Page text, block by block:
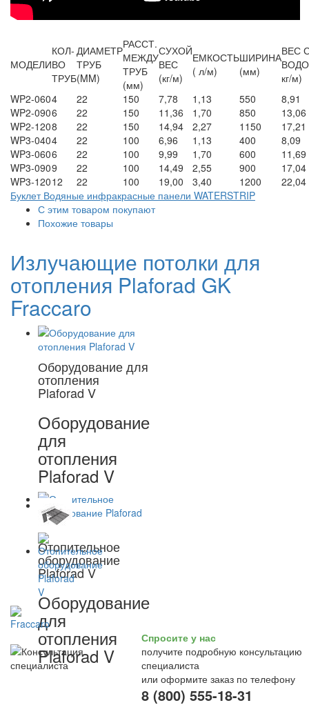
МОДЕЛИ
КОЛ-
ВО
ТРУБ
ДИАМЕТР
ТРУБ
(MM)
РАССТ.
МЕЖДУ
ТРУБ
(мм)
СУХОЙ
ВЕС
(кг/м)
ЕМКОСТЬ
( л/м)
ШИРИНА
(мм)
ВЕС
кг/м)
WP2-0604 22 150 7,78 1,13 550
8,91
WP2-0906 22 150 11,36 1,70 850
13,06
WP2-1208 22 150 14,94 2,27 1150
17,21
WP3-0404 22 100 6,96 1,13 400
8,09
WP3-0606 22 100 9,99 1,70 600
11,69
WP3-0909 22 100 14,49 2,55 900
17,04
WP3-12012 22 100 19,00 3,40 1200
22,04
Буклет Водяные инфракрасные панели WATERSTRIP
С этим товаром покупают
Похожие товары
Излучающие потолки для
отопления Plaforad GK
Fraccaro
Оборудование для
отопления
Plaforad V
Оборудование
для
отопления
Plaforad V
Отопительное
оборудование
Plaforad V
Оборудование
для
отопления
Plaforad V
Спросите у нас
получите подробную консультацию
специалиста
или оформите заказ по телефону
8 (800) 555-18-31